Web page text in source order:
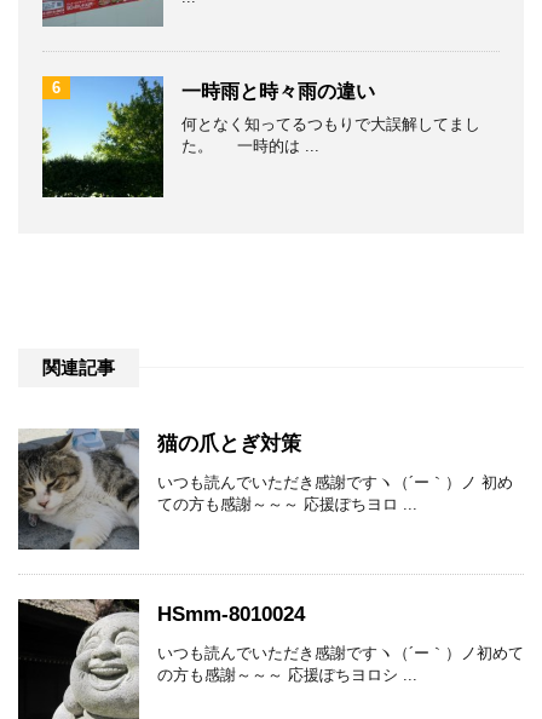
6 一時雨と時々雨の違い
何となく知ってるつもりで大誤解してまし
た。 一時的は ...
関連記事
猫の爪とぎ対策
いつも読んでいただき感謝ですヽ（´ー｀）ノ 初め
ての方も感謝～～～ 応援ぽちヨロ ...
HSmm-8010024
いつも読んでいただき感謝ですヽ（´ー｀）ノ初めて
の方も感謝～～～ 応援ぽちヨロシ ...